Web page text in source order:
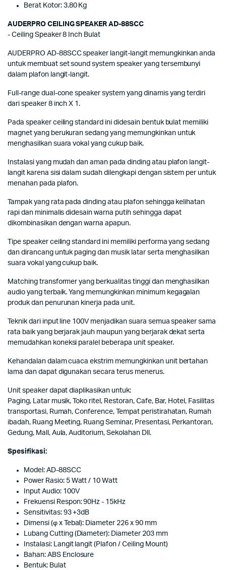
Berat Kotor: 3.80 Kg
AUDERPRO CEILING SPEAKER AD-88SCC
- Ceiling Speaker 8 Inch Bulat
AUDERPRO AD-88SCC speaker langit-langit memungkinkan anda
untuk membuat set sound system speaker yang tersembunyi
dalam plafon langit-langit.
Full-range dual-cone speaker system yang dinamis yang terdiri
dari speaker 8 inch X 1.
Pada speaker ceiling standard ini didesain bentuk bulat memiliki
magnet yang berukuran sedang yang memungkinkan untuk
menghasilkan suara vokal yang cukup baik.
Instalasi yang mudah dan aman pada dinding atau plafon langit-
langit karena sisi dalam sudah dilengkapi dengan sistem per untuk
menahan pada plafon.
Tampak yang rata pada dinding atau plafon sehingga kelihatan
rapi dan minimalis didesain warna putih sehingga dapat
dikombinasikan dengan warna apapun.
Tipe speaker ceiling standard ini memiliki performa yang sedang
dan dirancang untuk paging dan musik latar serta menghasilkan
suara vokal yang cukup baik.
Matching transformer yang berkualitas tinggi dan menghasilkan
audio yang terbaik. Yang memungkinkan minimum kegagalan
produk dan penurunan kinerja pada unit.
Teknik dari input line 100V menjadikan suara semua speaker sama
rata baik yang berjarak jauh maupun yang berjarak dekat serta
memudahkan koneksi paralel beberapa unit speaker.
Kehandalan dalam cuaca ekstrim memungkinkan unit bertahan
lama dan dapat digunakan secara terus menerus.
Unit speaker dapat diaplikasikan untuk:
Paging, Latar musik, Toko ritel, Restoran, Cafe, Bar, Hotel, Fasilitas
transportasi, Rumah, Conference, Tempat peristirahatan, Rumah
ibadah, Ruang Meeting, Ruang Seminar, Presentasi, Perkantoran,
Gedung, Mall, Aula, Auditorium, Sekolahan Dll.
Spesifikasi:
Model: AD-88SCC
Power Rasio: 5 Watt / 10 Watt
Input Audio: 100V
Frekuensi Respon: 90Hz - 15kHz
Sensitivitas: 93 +3dB
Dimensi (φ x Tebal): Diameter 226 x 90 mm
Lubang Cutting (Diameter): Diameter 203 mm
Instalasi: Langit langit (Plafon / Ceiling Mount)
Bahan: ABS Enclosure
Bentuk: Bulat